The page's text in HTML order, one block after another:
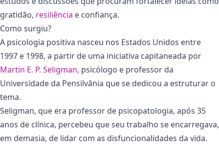
gratidão, resiliência e confiança.
Como surgiu?
A psicologia positiva nasceu nos Estados Unidos entre
1997 e 1998, a partir de uma iniciativa capitaneada por
Martin E. P. Seligman, psicólogo e professor da
Universidade da Pensilvânia que se dedicou a estruturar o
tema.
Seligman, que era professor de psicopatologia, após 35
anos de clínica, percebeu que seu trabalho se encarregava,
em demasia, de lidar com as disfuncionalidades da vida.